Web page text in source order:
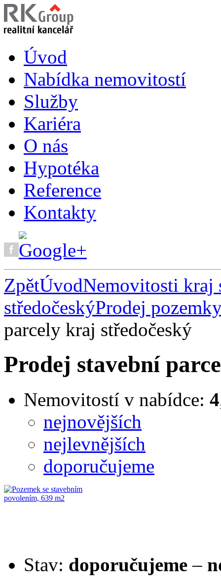
Úvod
Nabídka nemovitostí
Služby
Kariéra
O nás
Hypotéka
Reference
Kontakty
ZpětÚvodNemovitosti kraj
středočeskýProdej
parcely kraj středočeský
Prodej stavební
Nemovitostí v nabídce: 4
nejnovějších
nejlevnějších
doporučujeme
Stav: doporučujeme –